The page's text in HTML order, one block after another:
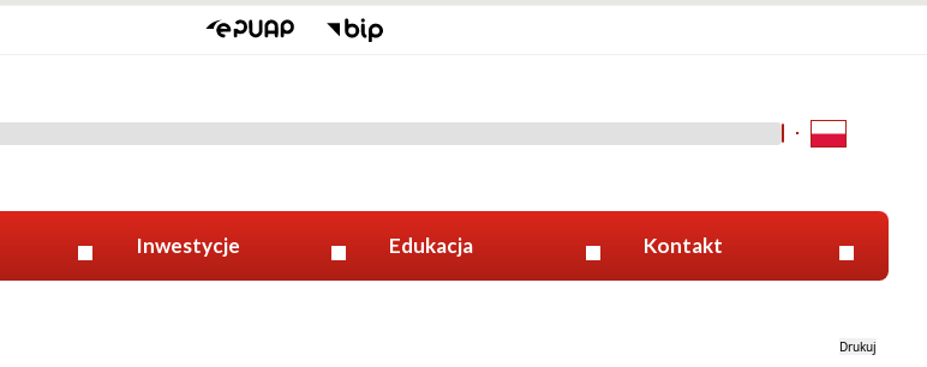
Kliknij aby wyszukać za
Inwestycje Edukacja Kontakt
Drukuj